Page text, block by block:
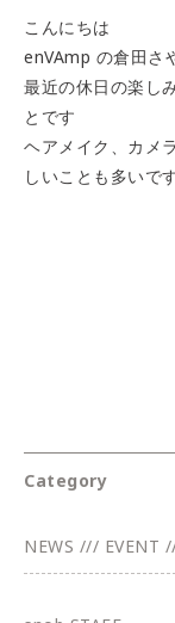
こんにちは
enVAmp の倉田さ
最近の休日の楽し
とです
ヘアメイク、カメ
しいことも多いで
Category
NEWS /// EVENT